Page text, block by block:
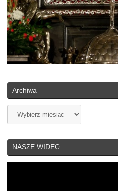
Archiwa
NASZE WIDEO